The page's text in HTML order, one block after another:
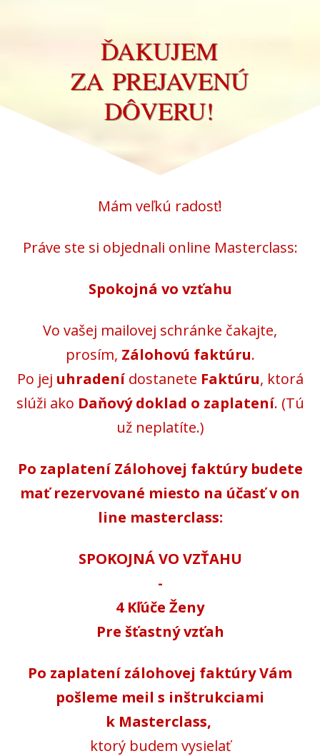
ĎAKUJEM
ZA PREJAVENÚ
DÔVERU!
Mám veľkú radosť!
Práve ste si objednali online Masterclass:
Spokojná vo vzťahu
Vo vašej mailovej schránke čakajte,
prosím, Zálohovú faktúru.
Po jej uhradenídostanete Faktúru, ktorá
slúži ako Daňový doklad o zaplatení. (Tú
už neplatíte.)
Po zaplatení Zálohovej faktúry budete
mať rezervované miesto na účasť v on
line masterclass:
SPOKOJNÁ VO VZŤAHU
-
4 Kľúče Ženy
Pre šťastný vzťah
Po zaplatení zálohovej faktúry Vám
pošleme meil s inštrukciami
k Masterclass,
ktorý budem vysielať